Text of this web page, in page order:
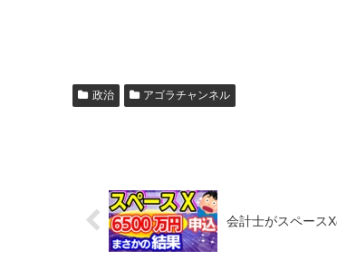
政治 アゴラチャンネル
会計士がスペース